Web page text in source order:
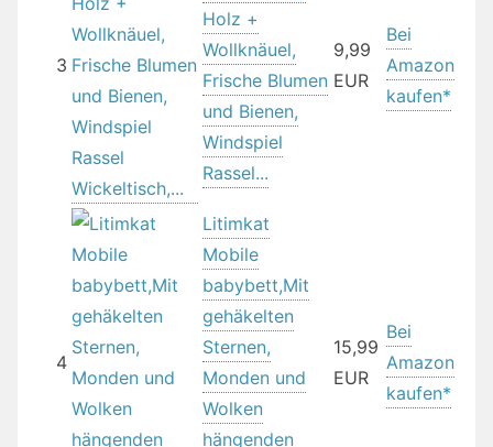
3
Holz +
Wollknäuel,
Frische Blumen
und Bienen,
Windspiel
Rassel...
9,99
EUR
Bei
Amazon
kaufen*
4
Litimkat
Mobile
babybett,Mit
gehäkelten
Sternen,
Monden und
Wolken
hängenden
15,99
EUR
Bei
Amazon
kaufen*